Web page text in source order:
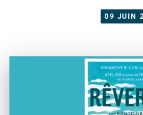
09 JUIN